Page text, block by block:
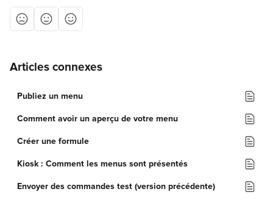
Articles connexes
Publiez un menu
Comment avoir un aperçu de votre menu
Créer une formule
Kiosk : Comment les menus sont présentés
Envoyer des commandes test (version précédente)